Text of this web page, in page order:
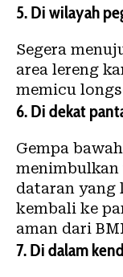
5. Di wilayah
Segera
area lereng
memicu
6. Di dekat
Gempa
menimbulkan
dataran yang
kembali ke
aman dari
7. Di dalam